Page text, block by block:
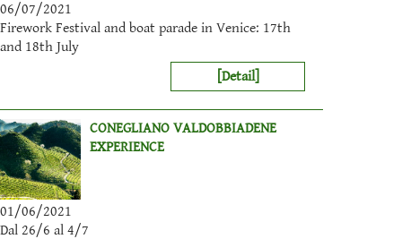
06/07/2021
Firework Festival and boat parade in Venice: 17th
and 18th July
[Detail]
CONEGLIANO VALDOBBIADENE
EXPERIENCE
01/06/2021
Dal 26/6 al 4/7